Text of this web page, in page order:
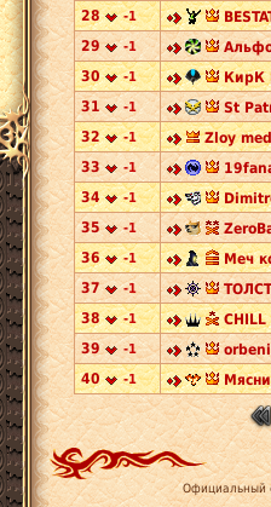
28
-1
29
-1
30
-1
КирК
31
-1
St
32
-1
Zloy
33
-1
34
-1
35
-1
36
-1
Меч
37
-1
38
-1
39
-1
40
-1
Официальный